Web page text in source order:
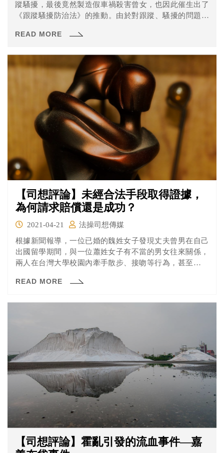
蹤騷擾，最後竟然製造假車禍殺害曾女，也因此催生出了
《跟蹤騷擾防治法》的推動。由於對跟蹤、騷擾的問題我
會大眾的矚目，內容有什麼呢？一起來看看吧！
READ MORE
【司想評論】未經合法手段取得證據，
為何請求賠償還是成功？
2021-04-21
法操司想傳媒
根據新聞報導，一位已婚的魏姓女子發現丈夫曾男在自己
出國留學期間，與一位蕭姓女子有不當的男女往來關係，
兩人在台灣大學校園內牽手散步、接吻等行為，甚至都被
民事訴訟，告兩人侵害其配偶權。但是其實魏女所提出的
READ MORE
【司想評論】霍亂引發的流血事件—嘉